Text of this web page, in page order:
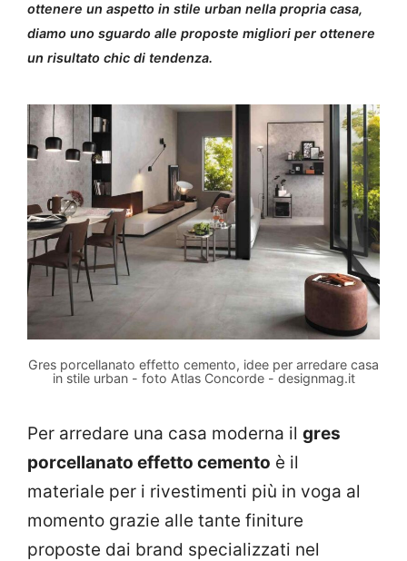
ottenere un aspetto in stile urban nella propria casa,
diamo uno sguardo alle proposte migliori per ottenere
un risultato chic di tendenza.
Gres porcellanato effetto cemento, idee per arredare casa
in stile urban - foto Atlas Concorde - designmag.it
Per arredare una casa moderna il gres
porcellanato effetto cemento è il
materiale per i rivestimenti più in voga al
momento grazie alle tante finiture
proposte dai brand specializzati nel